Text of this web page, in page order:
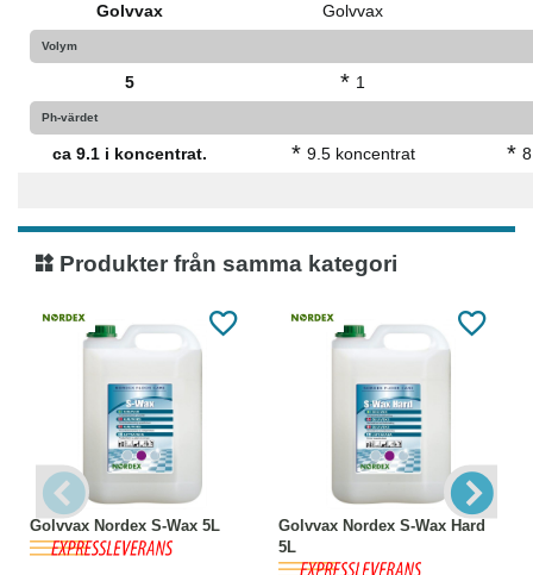
Golvvax Golvvax
Volym
5 * 1
Ph-värdet
ca 9.1 i koncentrat. * 9.5 koncentrat *
Produkter från samma kategori
Golvvax Nordex S-Wax 5L
Golvvax Nordex S-Wax Hard
5L